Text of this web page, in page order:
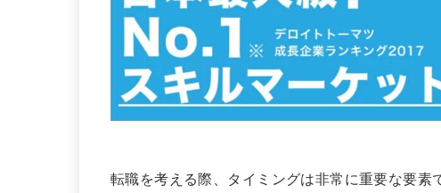
転職を考える際、タイミングは非常に重要な要